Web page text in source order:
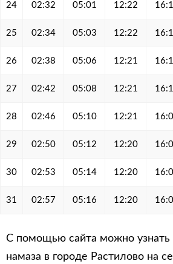
24 02:32 05:01 12:22
25 02:34 05:03 12:22
26 02:38 05:06 12:21
27 02:42 05:08 12:21
28 02:46 05:10 12:21
29 02:50 05:12 12:20
30 02:53 05:14 12:20
31 02:57 05:16 12:20
С помощью сайта можно узнать
намаза в городе Растилово на